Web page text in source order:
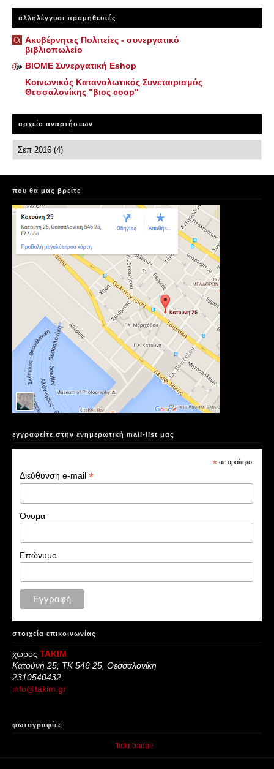
αλληλέγγυοι προμηθευτές
Ακυβέρνητες Πολιτείες - συνεργατικό
βιβλιοπωλείο
ΒΙΟΜΕ Συνεργατική Eshop
Κοινωνικός Καταναλωτικός Συνεταιρισμός
Θεσσαλονίκης "βιος coop"
αρχείο αναρτήσεων
που θα μας βρείτε
εγγραφείτε στην ενημερωτική mail-list μας
* απαραίτητο
Διεύθυνση e-mail*
Όνομα
Επώνυμο
στοιχεία επικοινωνίας
χώρος ΤΑΚΙΜ
Κατούνη 25, ΤΚ 546 25, Θεσσαλονίκη
2310540432
info@takim.gr
φωτογραφίες
flickr badge